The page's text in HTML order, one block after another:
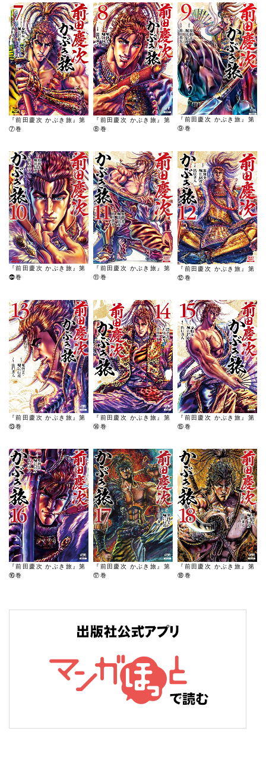
『前田慶次 かぶき旅』第
⑦巻
『前田慶次 かぶき旅』第
⑧巻
『前田慶次 かぶき旅』第
⑨巻
『前田慶次 かぶき旅』第
⓾巻
『前田慶次 かぶき旅』第
⑪巻
『前田慶次 かぶき旅』第
⑫巻
『前田慶次 かぶき旅』第
⑬巻
『前田慶次 かぶき旅』第
⑭巻
『前田慶次 かぶき旅』第
⑮巻
『前田慶次 かぶき旅』第
⑯巻
『前田慶次 かぶき旅』第
⑰巻
『前田慶次 かぶき旅』第
⑱巻